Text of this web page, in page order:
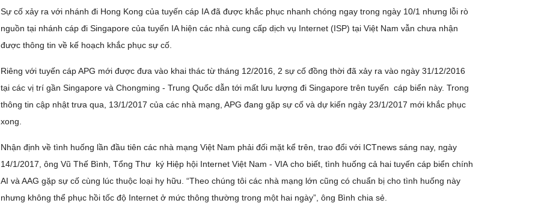
Sự cố xảy ra với nhánh đi Hong Kong của tuyến cáp IA đã được khắc phục nhanh chóng ngay trong ngày 10/1 nhưng lỗi rò
nguồn tại nhánh cáp đi Singapore của tuyến IA hiện các nhà cung cấp dịch vụ Internet (ISP) tại Việt Nam vẫn chưa nhận
được thông tin về kế hoạch khắc phục sự cố.
Riêng với tuyến cáp APG mới được đưa vào khai thác từ tháng 12/2016, 2 sự cố đồng thời đã xảy ra vào ngày 31/12/2016
tại các vị trí gần Singapore và Chongming - Trung Quốc dẫn tới mất lưu lượng đi Singapore trên tuyến cáp biển này. Trong
thông tin cập nhật trưa qua, 13/1/2017 của các nhà mạng, APG đang gặp sự cố và dự kiến ngày 23/1/2017 mới khắc phục
xong.
Nhận định về tình huống lần đầu tiên các nhà mạng Việt Nam phải đối mặt kể trên, trao đổi với ICTnews sáng nay, ngày
14/1/2017, ông Vũ Thế Bình, Tổng Thư ký Hiệp hội Internet Việt Nam - VIA cho biết, tình huống cả hai tuyến cáp biển chính
AI và AAG gặp sự cố cùng lúc thuộc loại hy hữu. “Theo chúng tôi các nhà mạng lớn cũng có chuẩn bị cho tình huống này
nhưng không thể phục hồi tốc độ Internet ở mức thông thường trong một hai ngày”, ông Bình chia sẻ.